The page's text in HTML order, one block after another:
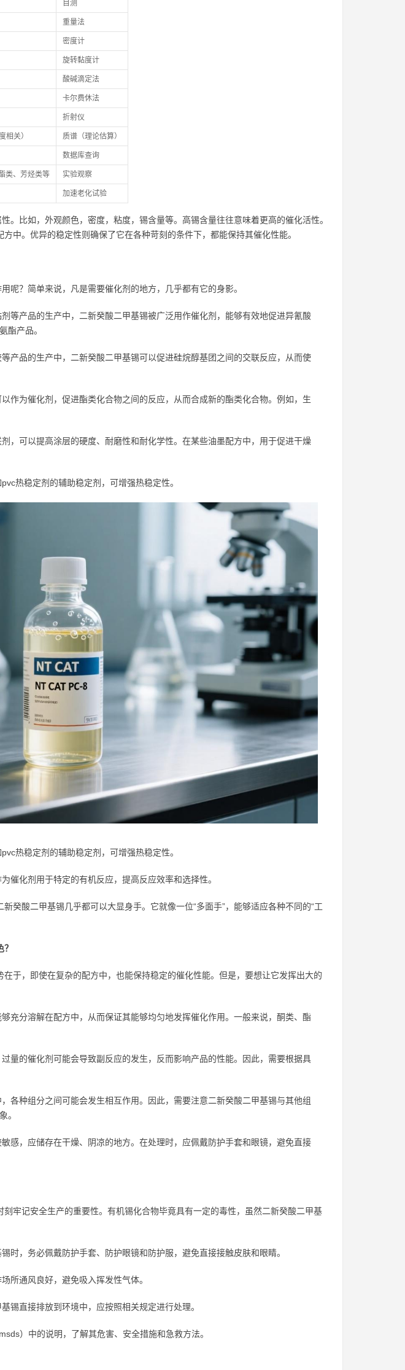
目测
重量法
密度计
旋转黏度计
酸碱滴定法
卡尔费休法
折射仪
相关） 质谱（理论估算）
数据库查询
类、芳烃类等 实验观察
加速老化试验
。比如，外观颜色，密度，粘度，锡含量等。高锡含量往往意味着更高的催化活性。
中。优异的稳定性则确保了它在各种苛刻的条件下，都能保持其催化性能。
呢？简单来说，凡是需要催化剂的地方，几乎都有它的身影。
等产品的生产中，二新癸酸二甲基锡被广泛用作催化剂，能够有效地促进异氰酸
酯产品。
产品的生产中，二新癸酸二甲基锡可以促进硅烷醇基团之间的交联反应，从而使
作为催化剂，促进酯类化合物之间的反应，从而合成新的酯类化合物。例如，生
，可以提高涂层的硬度、耐磨性和耐化学性。在某些油墨配方中，用于促进干燥
热稳定剂的辅助稳定剂，可增强热稳定性。
热稳定剂的辅助稳定剂，可增强热稳定性。
催化剂用于特定的有机反应，提高反应效率和选择性。
癸酸二甲基锡几乎都可以大显身手。它就像一位“多面手”，能够适应各种不同的“工
于，即使在复杂的配方中，也能保持稳定的催化性能。但是，要想让它发挥出大的
充分溶解在配方中，从而保证其能够均匀地发挥催化作用。一般来说，酮类、酯
量的催化剂可能会导致副反应的发生，反而影响产品的性能。因此，需要根据具
各种组分之间可能会发生相互作用。因此，需要注意二新癸酸二甲基锡与其他组
。
感，应储存在干燥、阴凉的地方。在处理时，应佩戴防护手套和眼镜，避免直接
牢记安全生产的重要性。有机锡化合物毕竟具有一定的毒性，虽然二新癸酸二甲基
时，务必佩戴防护手套、防护眼镜和防护服，避免直接接触皮肤和眼睛。
所通风良好，避免吸入挥发性气体。
锡直接排放到环境中，应按照相关规定进行处理。
）中的说明，了解其危害、安全措施和急救方法。